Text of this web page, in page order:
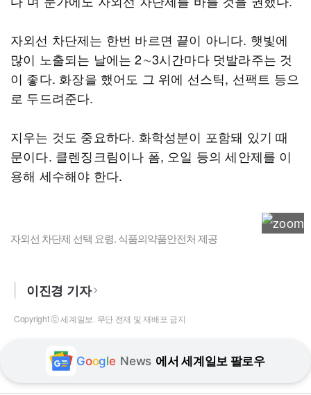
자외선 차단제는 한번 바르면 끝이 아니다. 햇빛에
많이 노출되는 날에는 2∼3시간마다 덧발라주는 것
이 좋다. 화장을 했어도 그 위에 선스틱, 선팩트 등으
로 두드려준다.
지우는 것도 중요하다. 화학성분이 포함돼 있기 때
문이다. 클렌징크림이나 폼, 오일 등의 세안제를 이
용해 세수해야 한다.
자외선 차단제 선택 요령. 식품의약품안전처 제공
이진경 기자
Copyright ⓒ 세계일보. 무단 전재 및 재배포 금지
Google News 에서 세계일보 팔로우